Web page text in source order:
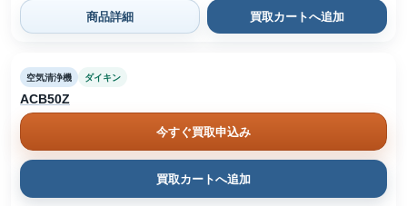
商品詳細 買取カートへ追加
空気清浄機 ダイキン
ACB50Z
今すぐ買取申込み
買取カートへ追加